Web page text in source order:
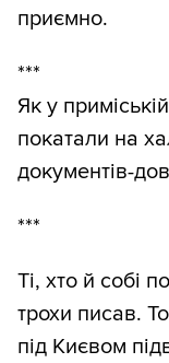
приємно.
***
Як у
покатали на
документів-
***
Ті, хто й собі
трохи писав.
під Києвом